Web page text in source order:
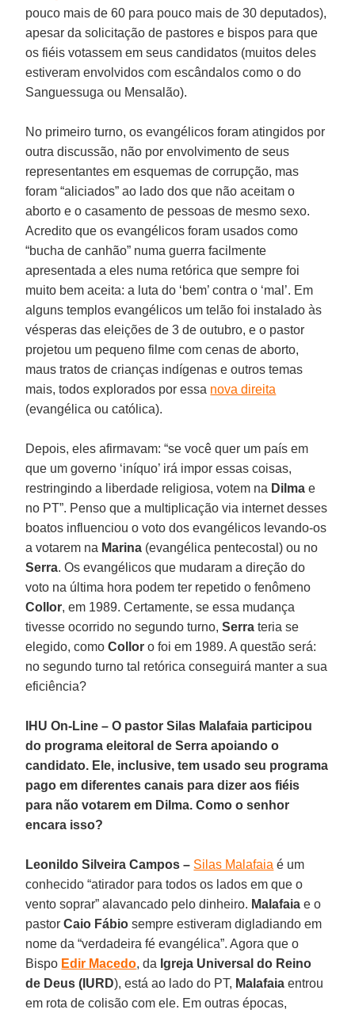
pouco mais de 60 para pouco mais de 30 deputados),
apesar da solicitação de pastores e bispos para que
os fiéis votassem em seus candidatos (muitos deles
estiveram envolvidos com escândalos como o do
Sanguessuga ou Mensalão).
No primeiro turno, os evangélicos foram atingidos por
outra discussão, não por envolvimento de seus
representantes em esquemas de corrupção, mas
foram “aliciados” ao lado dos que não aceitam o
aborto e o casamento de pessoas de mesmo sexo.
Acredito que os evangélicos foram usados como
“bucha de canhão” numa guerra facilmente
apresentada a eles numa retórica que sempre foi
muito bem aceita: a luta do ‘bem’ contra o ‘mal’. Em
alguns templos evangélicos um telão foi instalado às
vésperas das eleições de 3 de outubro, e o pastor
projetou um pequeno filme com cenas de aborto,
maus tratos de crianças indígenas e outros temas
mais, todos explorados por essa nova direita
(evangélica ou católica).
Depois, eles afirmavam: “se você quer um país em
que um governo ‘iníquo’ irá impor essas coisas,
restringindo a liberdade religiosa, votem na Dilma e
no PT”. Penso que a multiplicação via internet desses
boatos influenciou o voto dos evangélicos levando-os
a votarem na Marina (evangélica pentecostal) ou no
Serra. Os evangélicos que mudaram a direção do
voto na última hora podem ter repetido o fenômeno
Collor, em 1989. Certamente, se essa mudança
tivesse ocorrido no segundo turno,Serra teria se
elegido, comoCollor o foi em 1989. A questão será:
no segundo turno tal retórica conseguirá manter a sua
eficiência?
IHU On-Line – O pastor Silas Malafaia participou
do programa eleitoral de Serra apoiando o
candidato. Ele, inclusive, tem usado seu programa
pago em diferentes canais para dizer aos fiéis
para não votarem em Dilma. Como o senhor
encara isso?
Leonildo Silveira Campos – Silas Malafaia é um
conhecido “atirador para todos os lados em que o
vento soprar” alavancado pelo dinheiro. Malafaia e o
pastorCaio Fábio sempre estiveram digladiando em
nome da “verdadeira fé evangélica”. Agora que o
Bispo Edir Macedo, da Igreja Universal do Reino
de Deus (IURD), está ao lado do PT, Malafaia entrou
em rota de colisão com ele. Em outras épocas,